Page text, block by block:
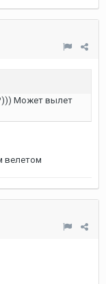
Может вылет
велетом